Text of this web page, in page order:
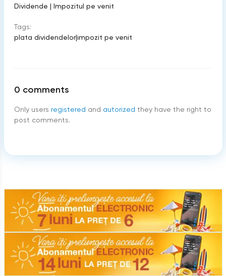
Dividende | Impozitul pe venit
Tags:
plata dividendelor|impozit pe venit
0 comments
Only users registered and autorized they have the right to
post comments.